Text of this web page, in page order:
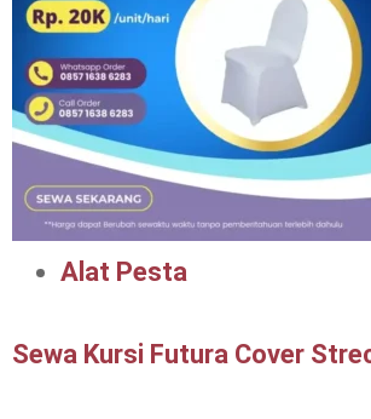
Alat Pesta
Sewa Kursi Futura Cover